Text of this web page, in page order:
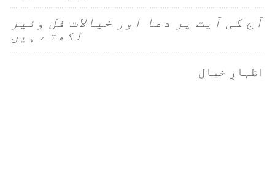
آج کی آیت پر دعا اور خیالات فل وئیر
لکھتے ہیں
اظہارِ خیال